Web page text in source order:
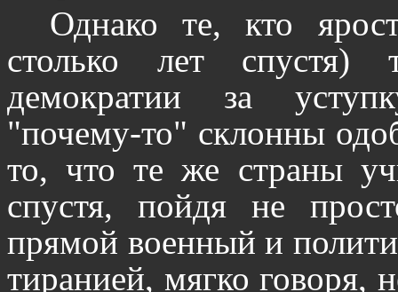
Однако те, кто
столько лет спустя)
демократии за
"почему-то" склонны
то, что те же страны
спустя, пойдя не
прямой военный и
тиранией, мягко говоря,